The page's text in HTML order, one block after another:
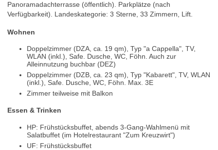
Panoramadachterrasse (öffentlich). Parkplätze (nach
Verfügbarkeit). Landeskategorie: 3 Sterne, 33 Zimmern, Lift.
Wohnen
Doppelzimmer (DZA, ca. 19 qm), Typ "a Cappella", TV,
WLAN (inkl.), Safe. Dusche, WC, Föhn. Auch zur
Alleinnutzung buchbar (DEZ)
Doppelzimmer (DZB, ca. 23 qm), Typ "Kabarett", TV, WLAN
(inkl.), Safe. Dusche, WC, Föhn. Max. 3E
Zimmer teilweise mit Balkon
Essen & Trinken
HP: Frühstücksbuffet, abends 3-Gang-Wahlmenü mit
Salatbuffet (im Hotelrestaurant "Zum Kreuzwirt")
UF: Frühstücksbuffet